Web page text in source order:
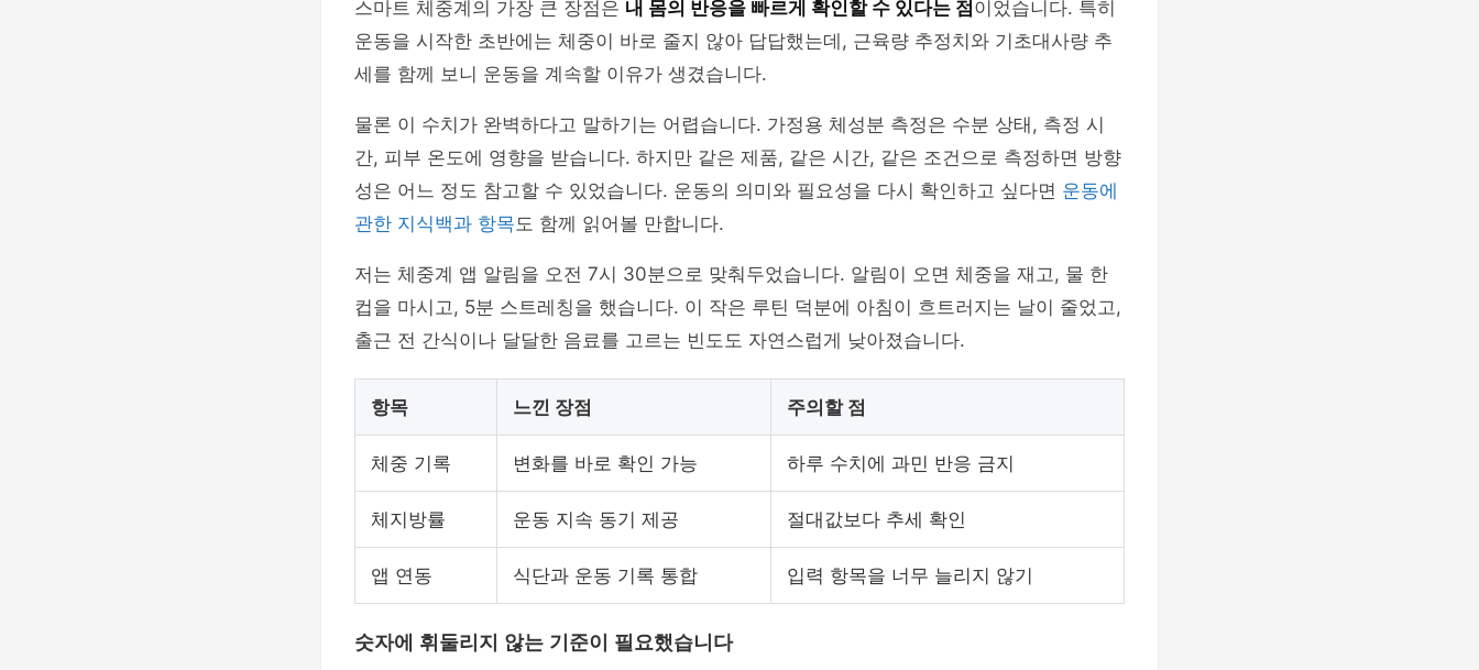
스마트 체중계의 가장 큰 장점은 내 몸의 반응을 빠르게 확인할 수 있다는 점이었습니다. 특히
운동을 시작한 초반에는 체중이 바로 줄지 않아 답답했는데, 근육량 추정치와 기초대사량 추
세를 함께 보니 운동을 계속할 이유가 생겼습니다.
물론 이 수치가 완벽하다고 말하기는 어렵습니다. 가정용 체성분 측정은 수분 상태, 측정 시
간, 피부 온도에 영향을 받습니다. 하지만 같은 제품, 같은 시간, 같은 조건으로 측정하면 방향
성은 어느 정도 참고할 수 있었습니다. 운동의 의미와 필요성을 다시 확인하고 싶다면 운동에
관한 지식백과 항목도 함께 읽어볼 만합니다.
저는 체중계 앱 알림을 오전 7시 30분으로 맞춰두었습니다. 알림이 오면 체중을 재고, 물 한
컵을 마시고, 5분 스트레칭을 했습니다. 이 작은 루틴 덕분에 아침이 흐트러지는 날이 줄었고,
출근 전 간식이나 달달한 음료를 고르는 빈도도 자연스럽게 낮아졌습니다.
항목 느낀 장점 주의할 점
체중 기록 변화를 바로 확인 가능 하루 수치에 과민 반응 금지
체지방률 운동 지속 동기 제공 절대값보다 추세 확인
앱 연동 식단과 운동 기록 통합 입력 항목을 너무 늘리지 않기
숫자에 휘둘리지 않는 기준이 필요했습니다